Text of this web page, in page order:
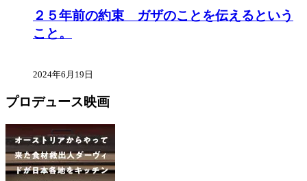
２５年前の約束 ガザのことを伝えるという
こと。
2024年6月19日
プロデュース映画